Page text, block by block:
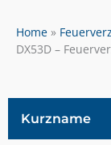
Home
DX53D –
Kurzname